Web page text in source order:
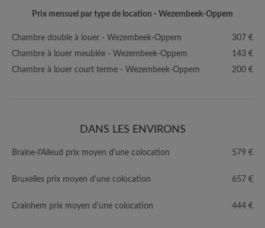
Prix mensuel par type de location - Wezembeek-Oppem
Chambre double à louer - Wezembeek-Oppem
307 €
Chambre à louer meublée - Wezembeek-Oppem
143 €
Chambre à louer court terme - Wezembeek-Oppem
200 €
DANS LES ENVIRONS
Braine-l'Alleud prix moyen d'une colocation 579 €
Bruxelles prix moyen d'une colocation 657 €
Crainhem prix moyen d'une colocation 444 €